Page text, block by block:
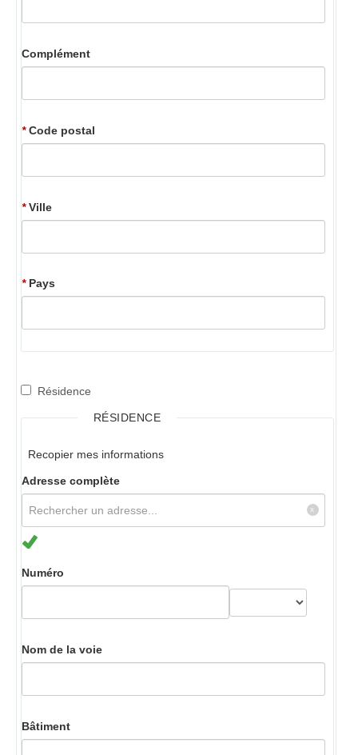
Complément
*Code postal
*Ville
*Pays
Résidence
RÉSIDENCE
Recopier mes informations
Adresse complète
Numéro
Nom de la voie
Bâtiment